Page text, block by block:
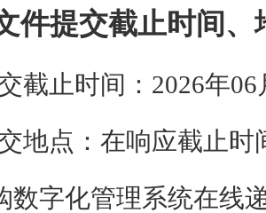
件提交截止时间、
截止时间：2026年
地点：在响应截止
数字化管理系统在线